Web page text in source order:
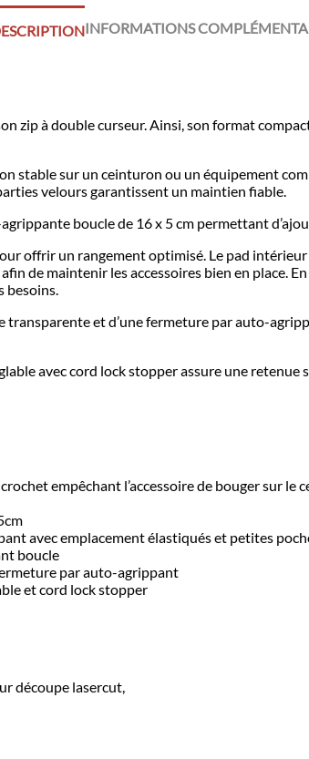
INFORMATIONS
zip à double curseur. Ainsi, son format
stable sur un ceinturon ou un équipement
velours garantissent un maintien fiable.
boucle de 16 x 5 cm permettant
offrir un rangement optimisé. Le pad
de maintenir les accessoires bien en place.
besoins.
transparente et d’une fermeture par auto-
avec cord lock stopper assure une
empêchant l’accessoire de bouger sur
avec emplacement élastiqués et petites
boucle
par auto-agrippant
et cord lock stopper
découpe lasercut,